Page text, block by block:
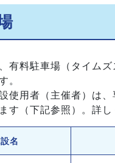
有料駐車場（タイム
。
使用者（主催者）は
す（下記参照）。詳
名